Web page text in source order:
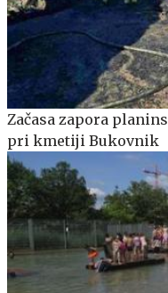
Začasa zapora
pri kmetiji Bukovnik